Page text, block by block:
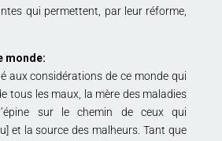
qui permettent, par leur réforme,
monde:
aux considérations de ce monde qui
tous les maux, la mère des maladies
l’épine sur le chemin de ceux qui
et la source des malheurs. Tant que